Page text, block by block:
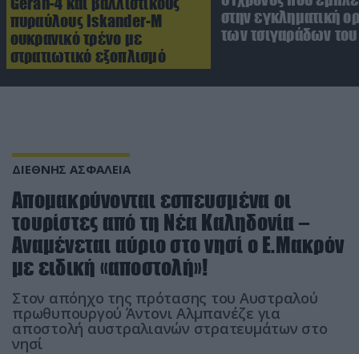
πυραύλους Iskander-M
ουκρανικό τρένο με
στρατιωτικό εξοπλισμό
στην εγκληματική
των τσιγαράδων του
ΔΙΕΘΝΗΣ ΑΣΦΑΛΕΙΑ
Απομακρύνονται εσπευσμένα οι
τουρίστες από τη Νέα Καληδονία –
Αναμένεται αύριο στο νησί ο Ε.Μακρόν
με ειδική «αποστολή»!
Στον απόηχο της πρότασης του Αυστραλού
πρωθυπουργού Άντονι Αλμπανέζε για
αποστολή αυστραλιανών στρατευμάτων στο
νησί